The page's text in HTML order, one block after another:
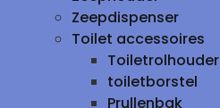
Zeepdispenser
Toilet accessoires
Toiletrolhouder
toiletborstel
Prullenbak